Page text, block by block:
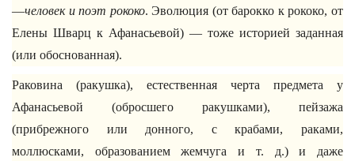
—человек и поэт рококо. Эволюция (от барокко к рококо, от
Елены Шварц к Афанасьевой) — тоже историей заданная
(или обоснованная).
Раковина (ракушка), естественная черта предмета у
Афанасьевой (обросшего ракушками), пейзажа
(прибрежного или донного, с крабами, раками,
моллюсками, образованием жемчуга и т. д.) и даже